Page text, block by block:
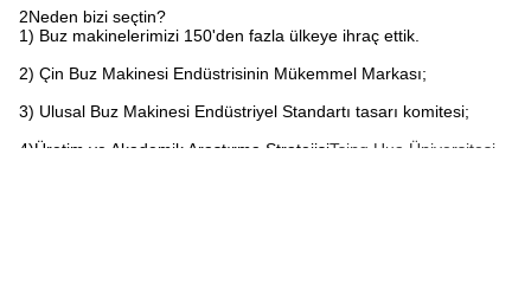
2Neden bizi seçtin?
1) Buz makinelerimizi 150'den fazla ülkeye ihraç ettik.
2) Çin Buz Makinesi Endüstrisinin Mükemmel Markası;
3) Ulusal Buz Makinesi Endüstriyel Standartı tasarı komitesi;
4)Üretim ve Akademik Araştırma StratejisiTsing Hua Üniversitesi